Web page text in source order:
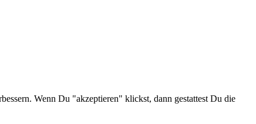
Wenn Du "akzeptieren" klickst, dann gestattest Du die